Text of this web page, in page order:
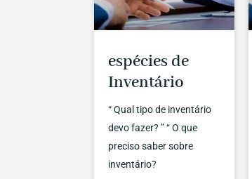
espécies de
Inventário
“ Qual tipo de inventário
devo fazer? ” “ O que
preciso saber sobre
inventário?